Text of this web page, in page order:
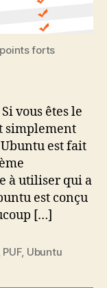
d’Ubuntu
forts
vous êtes le
simplement
est fait
à utiliser qui a
est conçu
[…]
PUF, Ubuntu